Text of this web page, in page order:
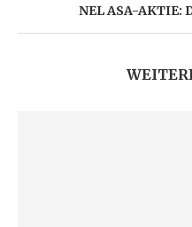
NEL ASA-AKTIE: